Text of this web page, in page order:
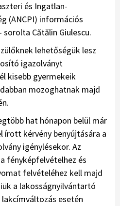
és Ingatlan-
(ANCPI) információs
Cătălin Giulescu.
lehetőségük lesz
igazolványt
kisebb gyermekeik
mozoghatnak majd
hat hónapon belül már
írott kérvény benyújtására a
igénylésekor. Az
fényképfelvételhez és
felvételéhez kell majd
a lakosságnyilvántartó
esetén